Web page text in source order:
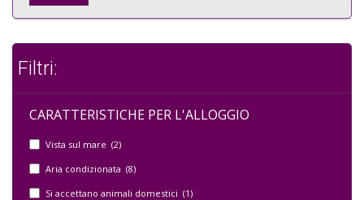
Filtri:
CARATTERISTICHE PER L'ALLOGGIO
Vista sul mare (2)
Aria condizionata (8)
Si accettano animali domestici (1)